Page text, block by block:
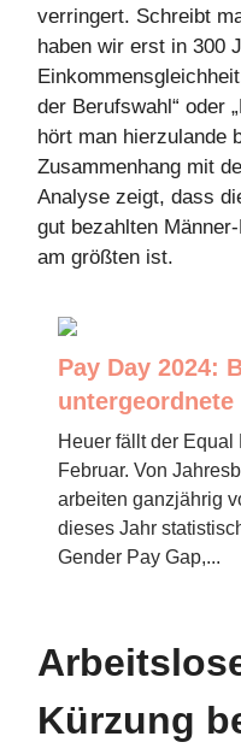
verringert. Schreibt
haben wir erst in 300
der Berufswahl“ oder
hört man hierzulande
Zusammenhang mit
Analyse zeigt, dass
gut bezahlten
am größten ist.
Pay Day 2024:
Heuer fällt der Equal
Februar. Von
arbeiten ganzjährig
dieses Jahr
Gender Pay Gap,...
Kürzung